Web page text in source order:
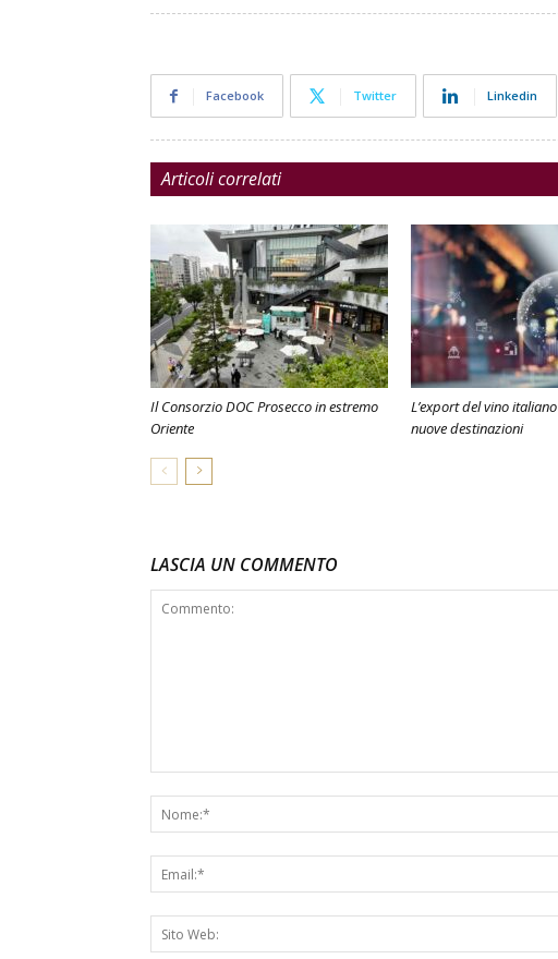
Facebook Twitter Linkedin
Articoli correlati
Il Consorzio DOC Prosecco in estremo
Oriente
L’export del vino
nuove destinazioni
LASCIA UN COMMENTO